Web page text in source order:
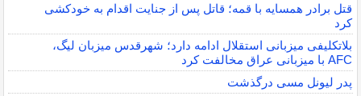
قتل برادر همسایه با قمه؛ قاتل پس از جنایت اقدام به خودکشی
کرد
بلاتکلیفی میزبانی استقلال ادامه دارد؛ شهرقدس میزبان لیگ،
AFC با میزبانی عراق مخالفت کرد
پدر لیونل مسی درگذشت